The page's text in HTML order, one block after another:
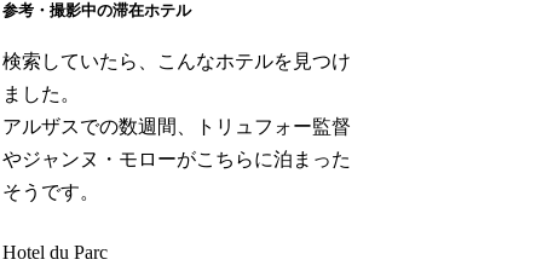
参考・撮影中の滞在ホテル
検索していたら、こんなホテルを見つけ
ました。
アルザスでの数週間、トリュフォー監督
やジャンヌ・モローがこちらに泊まった
そうです。
Hotel du Parc